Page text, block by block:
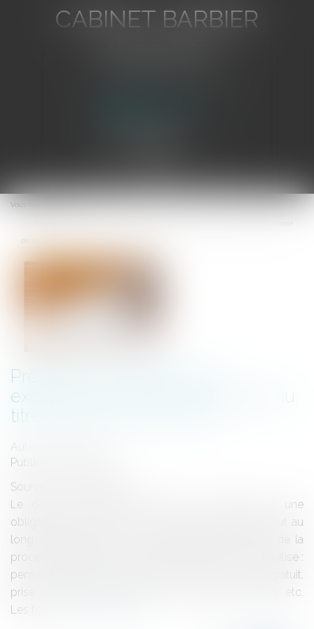
CABINET BARBIER
Ouvrir
le
Vous êtes ici :
Prestation compensatoire :
exclusion des sommes versées au
titre du devoir de secours
Auteur : BLEIN Paul
Publié le :
Source :
Le devoir de secours entre époux mariés est une
obligation posée par le Code civil qui s'applique tout au
long du mariage. Ce n’est toutefois qu’à l’occasion de la
procédure de divorce que cette obligation se concrétise :
pension alimentaire, jouissance d’un bien à titre gratuit,
prise en charge du passif sans comptes ultérieurs, etc.
Les forme...